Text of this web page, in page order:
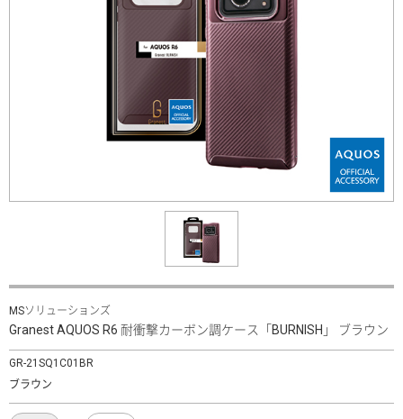
MSソリューションズ
Granest AQUOS R6 耐衝撃カーボン調ケース「BURNISH」 ブラウン
GR-21SQ1C01BR
ブラウン